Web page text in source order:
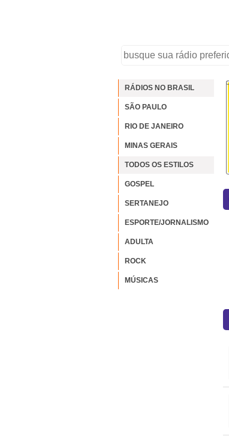
RÁDIOS NO BRASIL
SÃO PAULO
RIO DE JANEIRO
MINAS GERAIS
TODOS OS ESTILOS
GOSPEL
SERTANEJO
ESPORTE/JORNALISMO
ADULTA
ROCK
MÚSICAS